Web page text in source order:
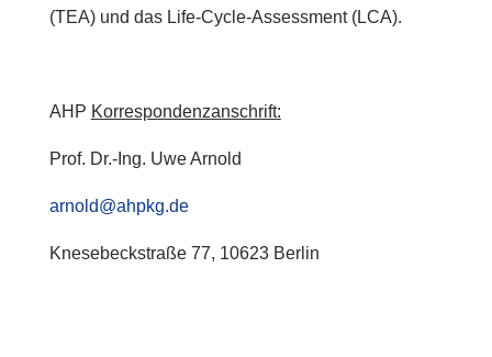
(TEA) und das Life-Cycle-Assessment (LCA).
AHP Korrespondenzanschrift:
Prof. Dr.-Ing. Uwe Arnold
arnold@ahpkg.de
Knesebeckstraße 77, 10623 Berlin